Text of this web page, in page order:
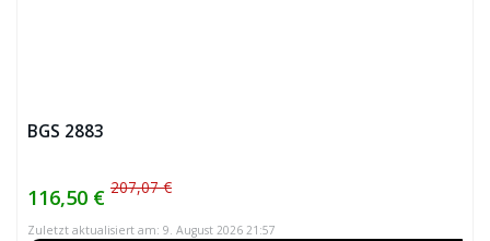
BGS 2883
116,50 € 207,07 €
Zuletzt aktualisiert am: 9. August 2026 21:57